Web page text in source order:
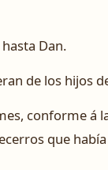
Dan.
de los hijos
conforme á
que